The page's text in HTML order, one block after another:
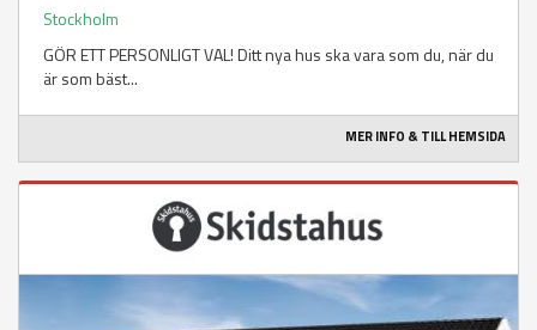
Stockholm
GÖR ETT PERSONLIGT VAL! Ditt nya hus ska vara som du, när du
är som bäst...
MER INFO & TILL HEMSIDA